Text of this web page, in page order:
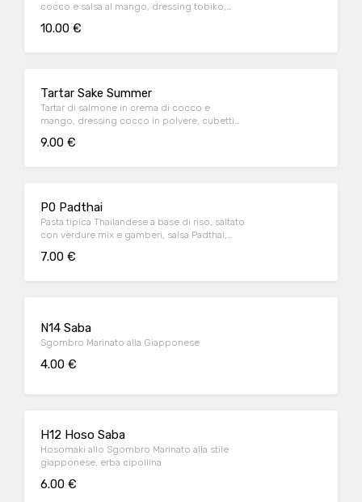
cocco e salsa al mango, dressing tobiko,
10.00 €
Tartar Sake Summer
Tartar di salmone in crema di cocco e
mango, dressing cocco in polvere, cubetti
9.00 €
P0 Padthai
Pasta tipica Thailandese a base di riso, saltato
con verdure mix e gamberi, salsa Padthai,
7.00 €
N14 Saba
Sgombro Marinato alla Giapponese
4.00 €
H12 Hoso Saba
Hosomaki allo Sgombro Marinato alla stile
giapponese, erba cipollina
6.00 €